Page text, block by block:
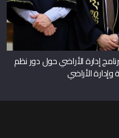
إدارة الأراضي حول دور نظم
الأراضي